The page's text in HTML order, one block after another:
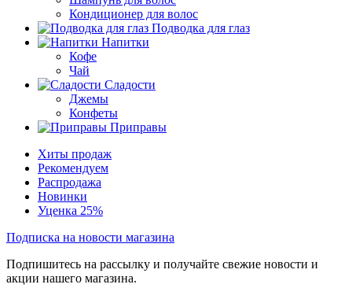
Кондиционер для волос
Подводка для глаз
Напитки
Кофе
Чай
Сладости
Джемы
Конфеты
Приправы
Хиты продаж
Рекомендуем
Распродажа
Новинки
Уценка 25%
Подписка на новости магазина
Подпишитесь на рассылку и получайте свежие новости и
акции нашего магазина.